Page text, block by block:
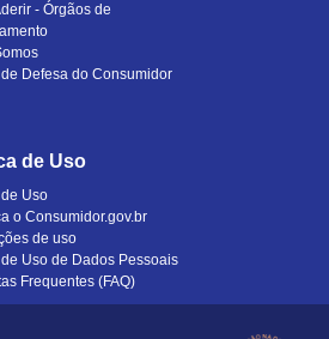
- Órgãos de
Defesa do Consumidor
de Uso
Uso
o Consumidor.gov.br
de uso
Uso de Dados Pessoais
Frequentes (FAQ)